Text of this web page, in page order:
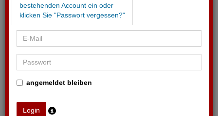
bestehenden Account ein oder
klicken Sie "Passwort vergessen?"
angemeldet bleiben